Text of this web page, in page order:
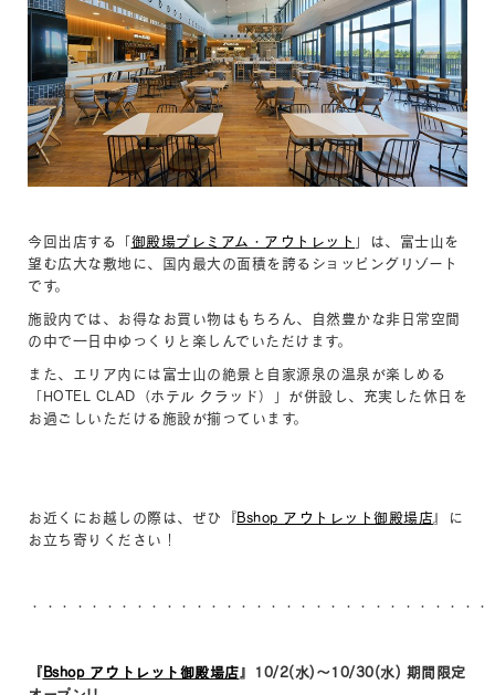
今回出店する「 御殿場プレミアム・アウトレット 」は、富士山を
望む広大な敷地に、国内最大の面積を誇るショッピングリゾート
です。
施設内では、お得なお買い物はもちろん、自然豊かな非日常空間
の中で一日中ゆっくりと楽しんでいただけます。
また、エリア内には富士山の絶景と自家源泉の温泉が楽しめる
「HOTEL CLAD（ホテル クラッド）」が併設し、充実した休日を
お過ごしいただける施設が揃っています。
お近くにお越しの際は、ぜひ『Bshop アウトレット御殿場店 』に
お立ち寄りください！
・・・・・・・・・・・・・・・・・・・・・・・・・・・・・・・
『 Bshop アウトレット御殿場店 』10/2(水)～10/30(水) 期間限定